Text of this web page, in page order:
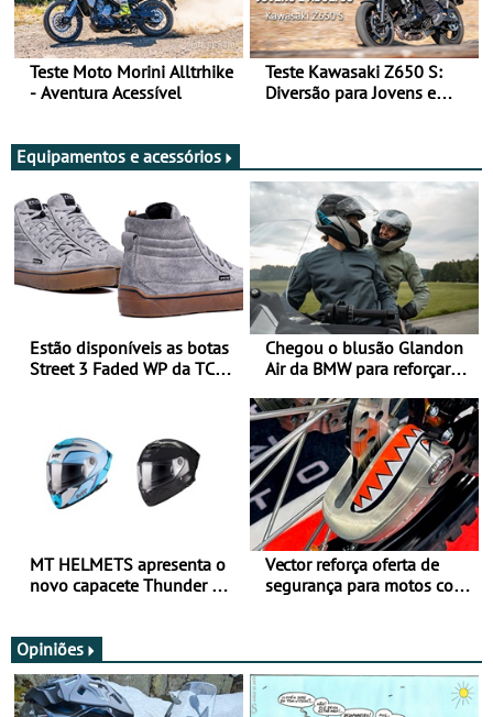
Teste Moto Morini Alltrhike
- Aventura Acessível
Teste Kawasaki Z650 S:
Diversão para Jovens e
Equipamentos e acessórios
Estão disponíveis as botas
Street 3 Faded WP da TCX
Chegou o blusão Glandon
Air da BMW para reforçar
verão
MT HELMETS apresenta o
novo capacete Thunder 4 R
Vector reforça oferta de
segurança para motos com
Opiniões